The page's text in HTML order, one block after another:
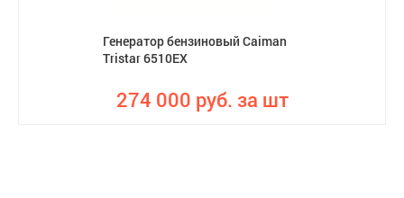
Генератор бензиновый Caiman
Tristar 6510EX
274 000 руб. за шт